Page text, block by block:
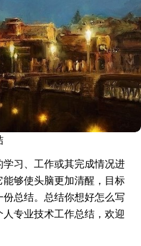
习、工作或其完成情况进
够使头脑更加清醒，目标
总结。总结你想好怎么写
专业技术工作总结，欢迎